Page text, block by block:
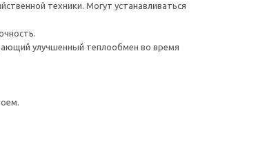
техники. Могут устанавливаться
улучшенный теплообмен во время